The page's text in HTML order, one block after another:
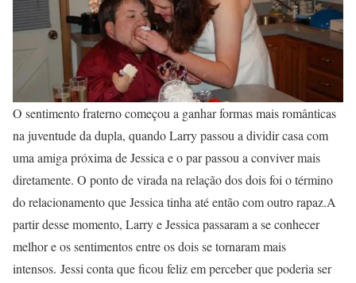
O sentimento fraterno começou a ganhar formas mais românticas
na juventude da dupla, quando Larry passou a dividir casa com
uma amiga próxima de Jessica e o par passou a conviver mais
diretamente. O ponto de virada na relação dos dois foi o término
do relacionamento que Jessica tinha até então com outro rapaz.A
partir desse momento, Larry e Jessica passaram a se conhecer
melhor e os sentimentos entre os dois se tornaram mais
intensos. Jessi conta que ficou feliz em perceber que poderia ser